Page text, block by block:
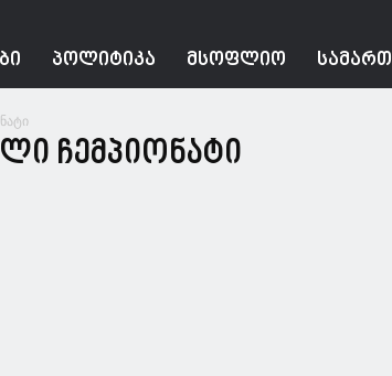
ᲞᲝᲚᲘᲢᲘᲙᲐ ᲛᲡᲝᲤᲚᲘᲝ
ჩემპიონატი